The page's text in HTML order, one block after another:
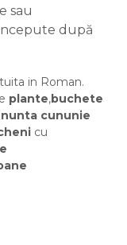
sau
după
in Roman.
plante,buchete
cununie
cu